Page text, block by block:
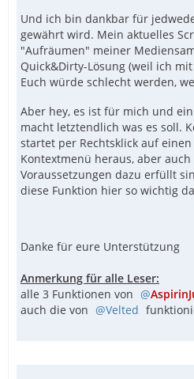
EndFunc
Und ich bin dankbar für
gewährt wird. Mein aktuelles
"Aufräumen" meiner
Quick&Dirty-Lösung (weil ich
Euch würde schlecht werden,
Aber hey, es ist für mich und
macht letztendlich was es soll.
startet per Rechtsklick auf
Kontextmenü heraus, aber
Voraussetzungen dazu erfüllt
diese Funktion hier so wichtig
Danke für eure Unterstützung
Anmerkung für alle Leser:
alle 3 Funktionen von
auch die von
Velted